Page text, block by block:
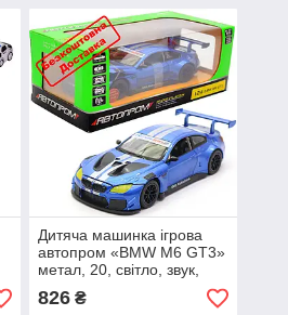
Дитяча машинка ігрова
автопром «BMW M6 GT3»
метал, 20, світло, звук,
двері відчиняються, синя
(68255B)
826₴